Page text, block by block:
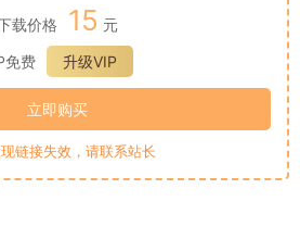
载价格 15 元
免费
升级VIP
立即购买
链接失效，请联系站长